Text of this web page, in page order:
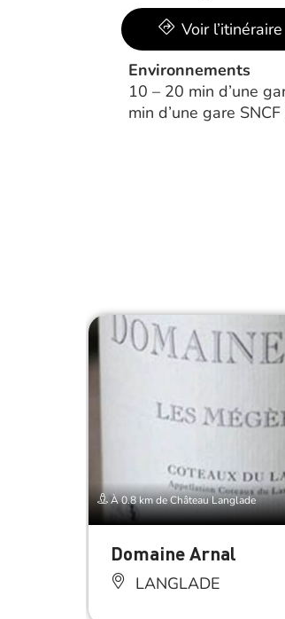
Voir l’itinéraire
Environnements
10 – 20 min d’une
min d’une gare
À 0.8 km de Château Langlade
Domaine Arnal
LANGLADE